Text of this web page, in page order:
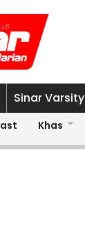
Sinar Varsity
Khas